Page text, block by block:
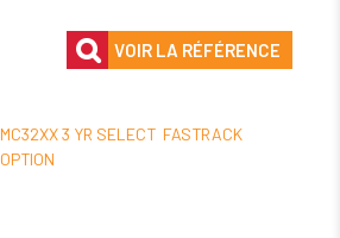
VOIR LA RÉFÉRENCE
MC32XX 3 YR SELECT FASTRACK
OPTION